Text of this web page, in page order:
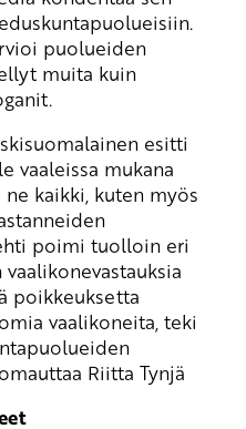
puolueiden
muita kuin
esitti
vaaleissa mukana
kaikki, kuten myös
poimi tuolloin eri
poikkeuksetta
vaalikoneita, teki
Riitta Tynjä